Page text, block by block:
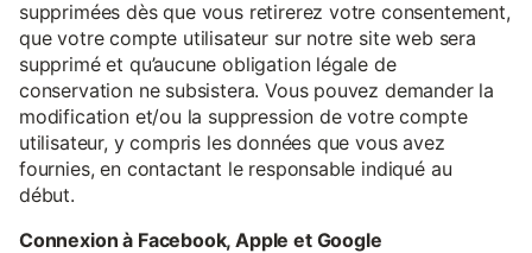
supprimées dès que vous retirerez votre consentement,
que votre compte utilisateur sur notre site web sera
supprimé et qu’aucune obligation légale de
conservation ne subsistera. Vous pouvez demander la
modification et/ou la suppression de votre compte
utilisateur, y compris les données que vous avez
fournies, en contactant le responsable indiqué au
début.
Connexion à Facebook, Apple et Google